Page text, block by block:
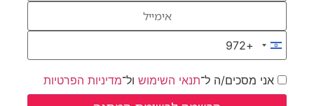
Israel +972
+972
אני מסכים/ה ל־תנאי השימושול־מדיניות הפרטיות